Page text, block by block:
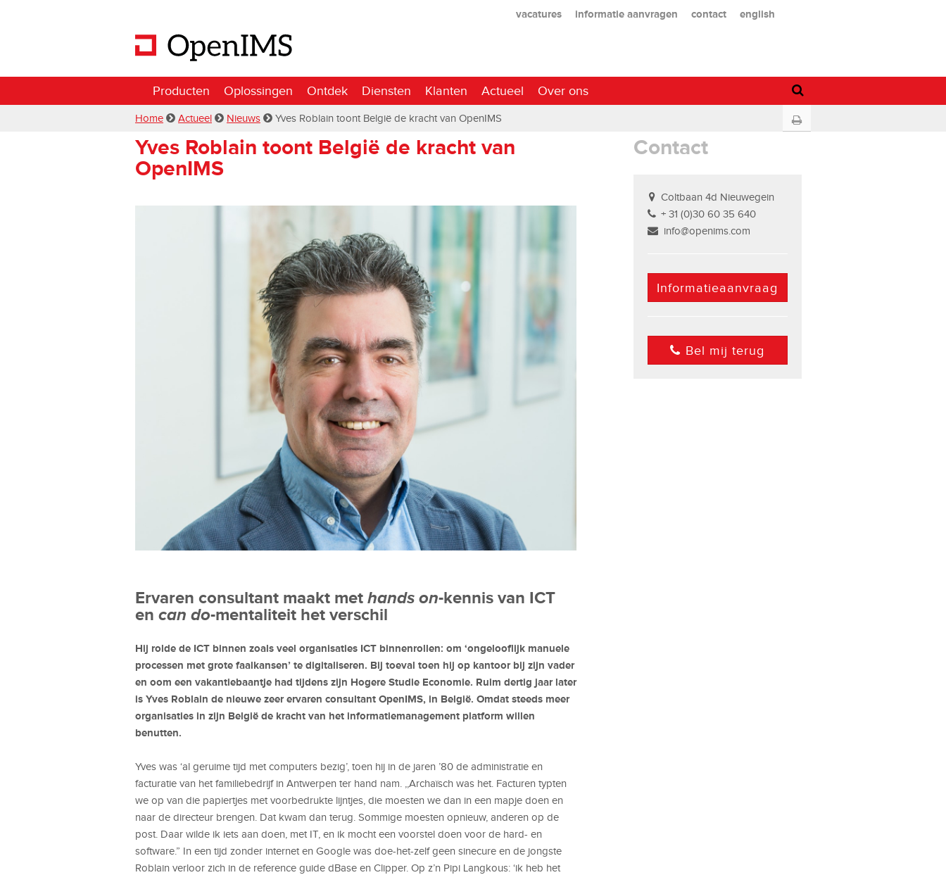
vacatures informatie aanvragen contact english
Producten Oplossingen Ontdek Diensten Klanten Actueel Over ons
Home Actueel Nieuws Yves Roblain toont België de kracht van OpenIMS
Yves Roblain toont België de kracht van
OpenIMS
Ervaren consultant maakt met hands on-kennis van ICT
en can do-mentaliteit het verschil
Hij rolde de ICT binnen zoals veel organisaties ICT binnenrollen: om ‘ongelooflijk manuele
processen met grote faalkansen’ te digitaliseren. Bij toeval toen hij op kantoor bij zijn vader
en oom een vakantiebaantje had tijdens zijn Hogere Studie Economie. Ruim dertig jaar later
is Yves Roblain de nieuwe zeer ervaren consultant OpenIMS, in België. Omdat steeds meer
organisaties in zijn België de kracht van het informatiemanagement platform willen
benutten.
Yves was ‘al geruime tijd met computers bezig’, toen hij in de jaren ’80 de administratie en
facturatie van het familiebedrijf in Antwerpen ter hand nam. ,,Archaïsch was het. Facturen typten
we op van die papiertjes met voorbedrukte lijntjes, die moesten we dan in een mapje doen en
naar de directeur brengen. Dat kwam dan terug. Sommige moesten opnieuw, anderen op de
post. Daar wilde ik iets aan doen, met IT, en ik mocht een voorstel doen voor de hard- en
software.” In een tijd zonder internet en Google was doe-het-zelf geen sinecure en de jongste
Roblain verloor zich in de reference guide dBase en Clipper. Op z’n Pipi Langkous: ‘ik heb het
Contact
Coltbaan 4d Nieuwegein
+ 31 (0)30 60 35 640
info@openims.com
Informatieaanvraag
Bel mij terug